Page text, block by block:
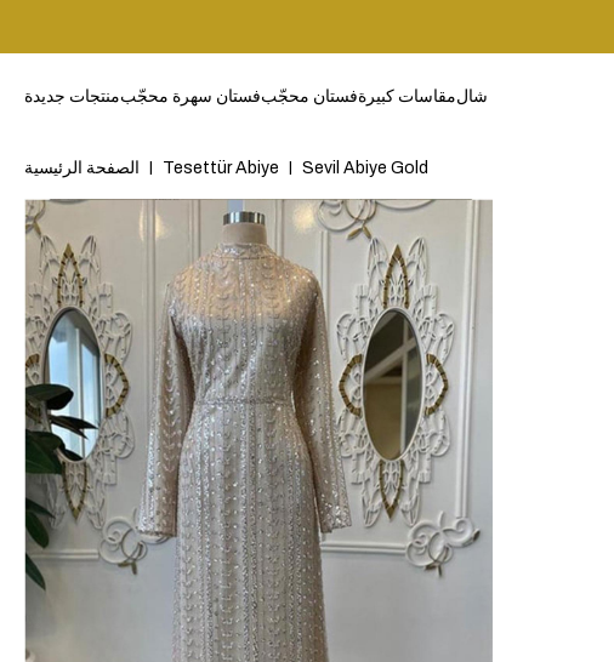
منتجات جديدةفستان سهرة محجّبفستان محجّبمقاسات كبيرةشال
الصفحة الرئيسية Tesettür Abiye Sevil Abiye Gold